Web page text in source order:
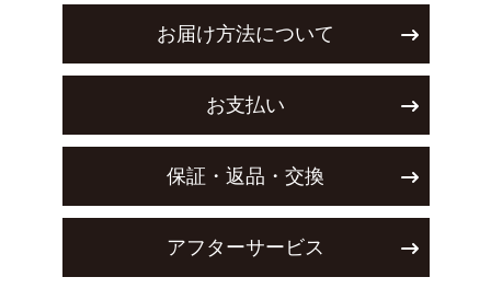
お届け方法について
お支払い
保証・返品・交換
アフターサービス